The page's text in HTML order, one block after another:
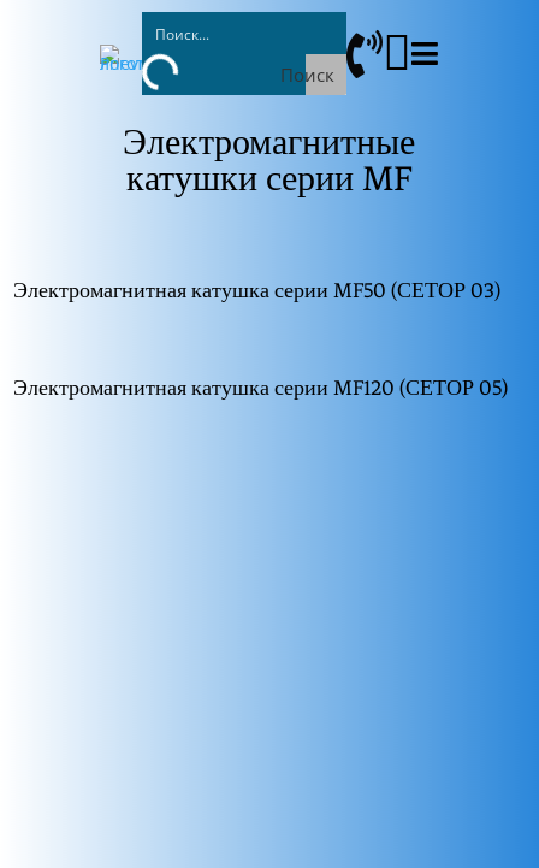
Поиск 
Электромагнитные
катушки серии MF
Электромагнитная катушка серии MF50 (СЕТОР 03)
Электромагнитная катушка серии MF120 (СЕТОР 05)